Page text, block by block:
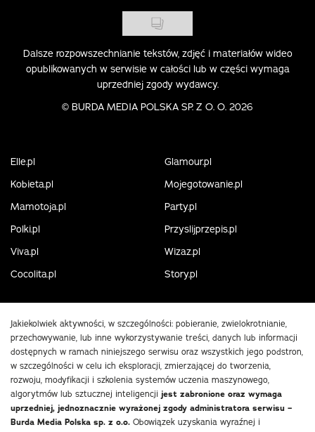
Dalsze rozpowszechnianie tekstów, zdjęć i materiałów wideo
opublikowanych w serwisie w całości lub w części wymaga
uprzedniej zgody wydawcy.
© BURDA MEDIA POLSKA SP. Z O. O. 2026
Elle.pl
Glamour.pl
Kobieta.pl
Mojegotowanie.pl
Mamotoja.pl
Party.pl
Polki.pl
Przyslijprzepis.pl
Viva.pl
Wizaz.pl
Cocolita.pl
Story.pl
Jakiekolwiek aktywności, w szczególności: pobieranie, zwielokrotnianie,
przechowywanie, lub inne wykorzystywanie treści, danych lub informacji
dostępnych w ramach niniejszego serwisu oraz wszystkich jego podstron,
w szczególności w celu ich eksploracji, zmierzającej do tworzenia,
rozwoju, modyfikacji i szkolenia systemów uczenia maszynowego,
algorytmów lub sztucznej inteligencji jest zabronione oraz wymaga
uprzedniej, jednoznacznie wyrażonej zgody administratora serwisu –
Burda Media Polska sp. z o.o. Obowiązek uzyskania wyraźnej i